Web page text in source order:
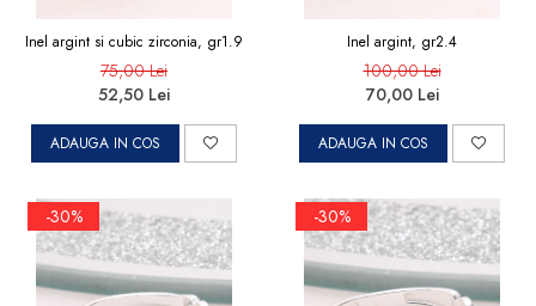
Inel argint si cubic zirconia, gr1.9
75,00 Lei
52,50 Lei
ADAUGA IN COS
Inel argint, gr2.4
100,00 Lei
70,00 Lei
ADAUGA IN COS
-30% -30%